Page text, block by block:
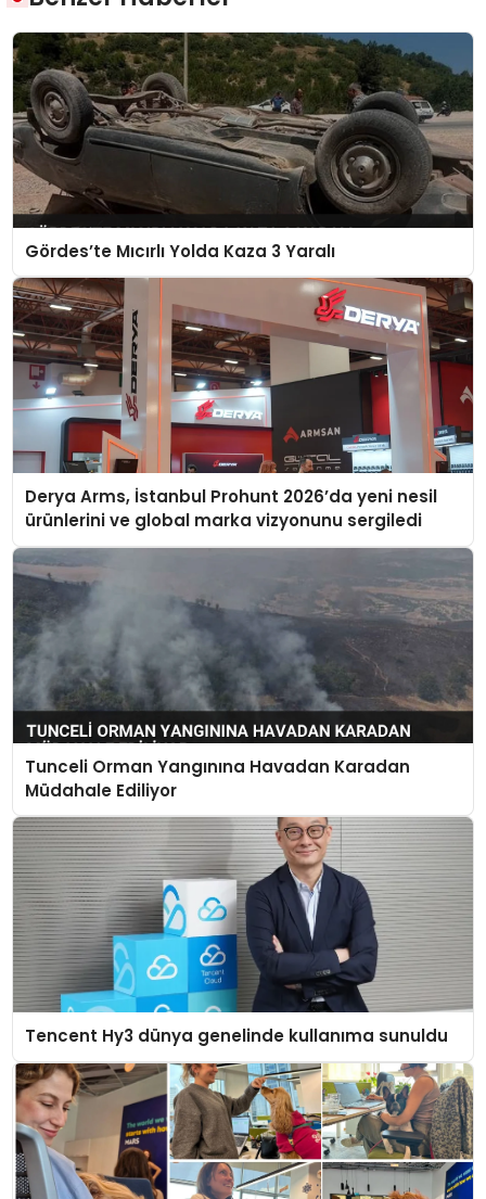
Gördes’te Mıcırlı Yolda Kaza 3 Yaralı
Derya Arms, İstanbul Prohunt 2026’da yeni nesil
ürünlerini ve global marka vizyonunu sergiledi
Tunceli Orman Yangınına Havadan Karadan
Müdahale Ediliyor
Tencent Hy3 dünya genelinde kullanıma sunuldu